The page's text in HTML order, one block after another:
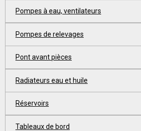
Pompes à eau, ventilateurs
Pompes de relevages
Pont avant pièces
Radiateurs eau et huile
Réservoirs
Tableaux de bord